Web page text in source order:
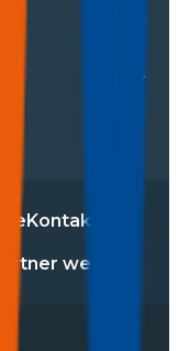
Kontakt
Partner werden